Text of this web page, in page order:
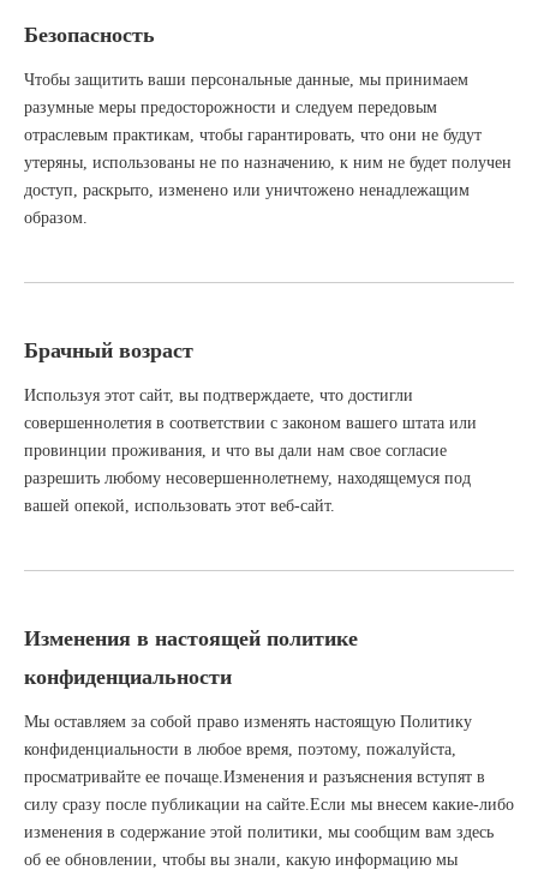
Безопасность
Чтобы защитить ваши персональные данные, мы принимаем
разумные меры предосторожности и следуем передовым
отраслевым практикам, чтобы гарантировать, что они не будут
утеряны, использованы не по назначению, к ним не будет получен
доступ, раскрыто, изменено или уничтожено ненадлежащим
образом.
Брачный возраст
Используя этот сайт, вы подтверждаете, что достигли
совершеннолетия в соответствии с законом вашего штата или
провинции проживания, и что вы дали нам свое согласие
разрешить любому несовершеннолетнему, находящемуся под
вашей опекой, использовать этот веб-сайт.
Изменения в настоящей политике
конфиденциальности
Мы оставляем за собой право изменять настоящую Политику
конфиденциальности в любое время, поэтому, пожалуйста,
просматривайте ее почаще.Изменения и разъяснения вступят в
силу сразу после публикации на сайте.Если мы внесем какие-либо
изменения в содержание этой политики, мы сообщим вам здесь
об ее обновлении, чтобы вы знали, какую информацию мы